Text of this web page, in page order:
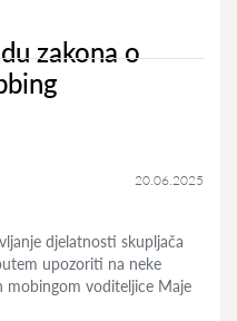
zakona o
20.06.2025
djelatnosti skupljača
upozoriti na neke
mobingom voditeljice Maje